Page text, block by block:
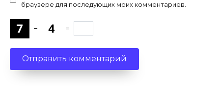
браузере для последующих моих комментариев.
− =